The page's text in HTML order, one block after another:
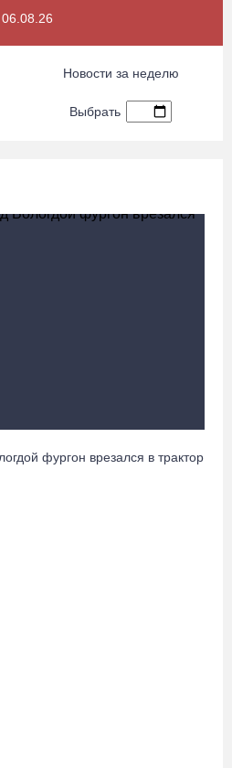
23 без прав задержали за сутки
06.08.26
Новости за неделю
Выбрать
фургон врезался в трактор